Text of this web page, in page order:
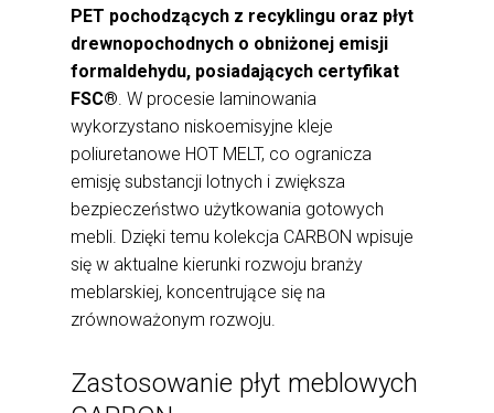
PET pochodzących z recyklingu oraz płyt
drewnopochodnych o obniżonej emisji
formaldehydu, posiadających certyfikat
FSC® . W procesie laminowania
wykorzystano niskoemisyjne kleje
poliuretanowe HOT MELT, co ogranicza
emisję substancji lotnych i zwiększa
bezpieczeństwo użytkowania gotowych
mebli. Dzięki temu kolekcja CARBON wpisuje
się w aktualne kierunki rozwoju branży
meblarskiej, koncentrujące się na
zrównoważonym rozwoju.
Zastosowanie płyt meblowych